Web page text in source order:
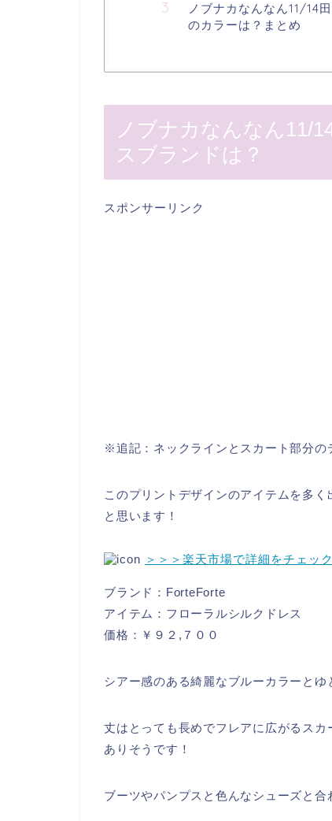
ノブナカなんなん11/14
のカラーは？まとめ
ノブナカなんなん11/
スブランドは？
スポンサーリンク
※追記：ネックラインとスカート部分の
このプリントデザインのアイテムを多
と思います！
＞＞＞楽天市場で詳細をチェック
ブランド：ForteForte
アイテム：フローラルシルクドレス
価格：￥９２,７００
シアー感のある綺麗なブルーカラーと
丈はとっても長めでフレアに広がるス
ありそうです！
ブーツやパンプスと色んなシューズと